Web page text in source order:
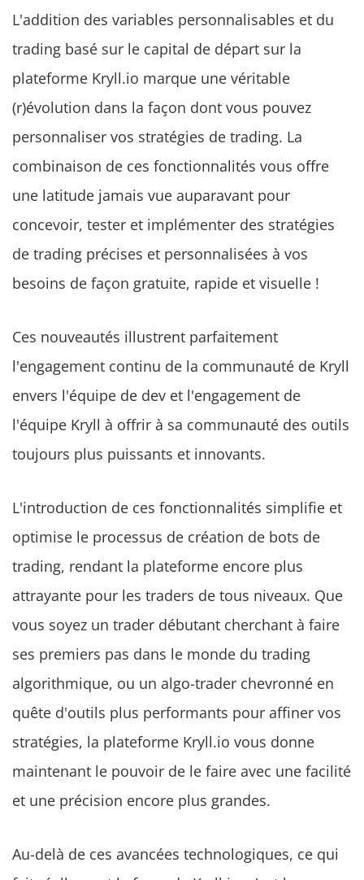
L'addition des variables personnalisables et du
trading basé sur le capital de départ sur la
plateforme Kryll.io marque une véritable
(r)évolution dans la façon dont vous pouvez
personnaliser vos stratégies de trading. La
combinaison de ces fonctionnalités vous offre
une latitude jamais vue auparavant pour
concevoir, tester et implémenter des stratégies
de trading précises et personnalisées à vos
besoins de façon gratuite, rapide et visuelle !
Ces nouveautés illustrent parfaitement
l'engagement continu de la communauté de Kryll
envers l'équipe de dev et l'engagement de
l'équipe Kryll à offrir à sa communauté des outils
toujours plus puissants et innovants.
L'introduction de ces fonctionnalités simplifie et
optimise le processus de création de bots de
trading, rendant la plateforme encore plus
attrayante pour les traders de tous niveaux. Que
vous soyez un trader débutant cherchant à faire
ses premiers pas dans le monde du trading
algorithmique, ou un algo-trader chevronné en
quête d'outils plus performants pour affiner vos
stratégies, la plateforme Kryll.io vous donne
maintenant le pouvoir de le faire avec une facilité
et une précision encore plus grandes.
Au-delà de ces avancées technologiques, ce qui